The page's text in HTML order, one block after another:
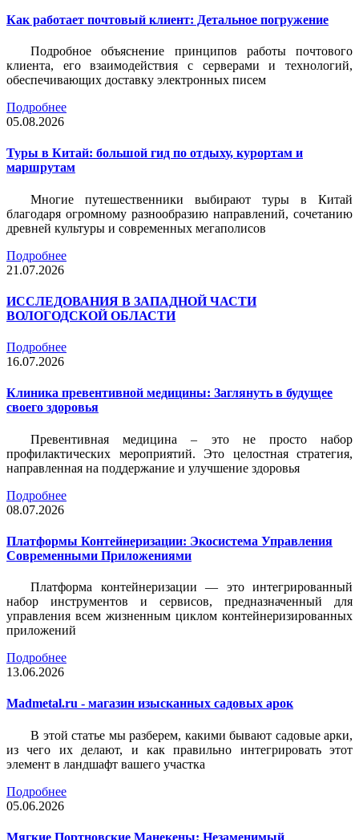
Как работает почтовый клиент: Детальное погружение
Подробное объяснение принципов работы почтового
клиента, его взаимодействия с серверами и технологий,
обеспечивающих доставку электронных писем
Подробнее
05.08.2026
Туры в Китай: большой гид по отдыху, курортам и
маршрутам
Многие путешественники выбирают туры в Китай
благодаря огромному разнообразию направлений, сочетанию
древней культуры и современных мегаполисов
Подробнее
21.07.2026
ИССЛЕДОВАНИЯ В ЗАПАДНОЙ ЧАСТИ
ВОЛОГОДСКОЙ ОБЛАСТИ
Подробнее
16.07.2026
Клиника превентивной медицины: Заглянуть в будущее
своего здоровья
Превентивная медицина – это не просто набор
профилактических мероприятий. Это целостная стратегия,
направленная на поддержание и улучшение здоровья
Подробнее
08.07.2026
Платформы Контейнеризации: Экосистема Управления
Современными Приложениями
Платформа контейнеризации — это интегрированный
набор инструментов и сервисов, предназначенный для
управления всем жизненным циклом контейнеризированных
приложений
Подробнее
13.06.2026
Madmetal.ru - магазин изысканных садовых арок
В этой статье мы разберем, какими бывают садовые арки,
из чего их делают, и как правильно интегрировать этот
элемент в ландшафт вашего участка
Подробнее
05.06.2026
Мягкие Портновские Манекены: Незаменимый